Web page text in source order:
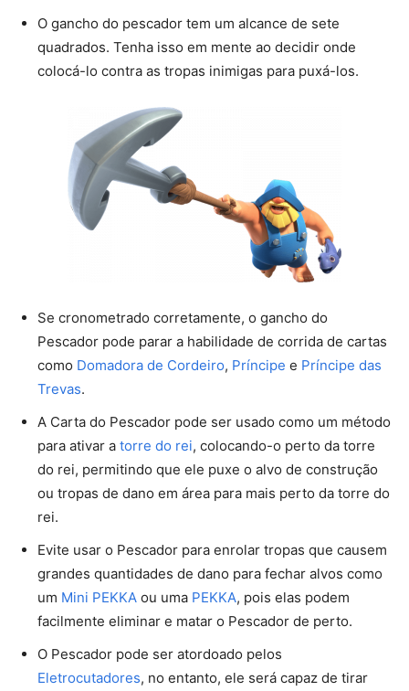
O gancho do pescador tem um alcance de sete
quadrados. Tenha isso em mente ao decidir onde
colocá-lo contra as tropas inimigas para puxá-los.
Se cronometrado corretamente, o gancho do
Pescador pode parar a habilidade de corrida de cartas
como Domadora de Cordeiro, Príncipe e Príncipe das
Trevas.
A Carta do Pescador pode ser usado como um método
para ativar a torre do rei, colocando-o perto da torre
do rei, permitindo que ele puxe o alvo de construção
ou tropas de dano em área para mais perto da torre do
rei.
Evite usar o Pescador para enrolar tropas que causem
grandes quantidades de dano para fechar alvos como
um Mini PEKKA ou uma PEKKA, pois elas podem
facilmente eliminar e matar o Pescador de perto.
O Pescador pode ser atordoado pelos
Eletrocutadores, no entanto, ele será capaz de tirar